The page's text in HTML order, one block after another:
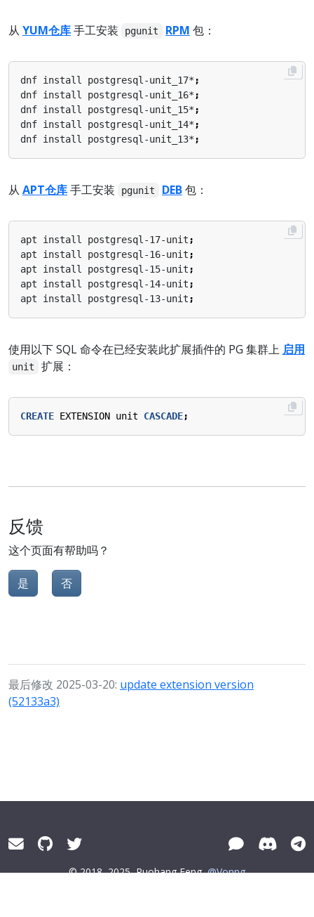
从 YUM仓库手工安装 pgunit RPM 包：
dnf install postgresql-unit_17* ;
dnf install postgresql-unit_16* ;
dnf install postgresql-unit_15* ;
dnf install postgresql-unit_14* ;
dnf install postgresql-unit_13* ;
从 APT仓库手工安装 pgunit DEB包：
apt install postgresql-17-unit ;
apt install postgresql-16-unit ;
apt install postgresql-15-unit ;
apt install postgresql-14-unit ;
apt install postgresql-13-unit ;
使用以下 SQL 命令在已经安装此扩展插件的 PG 集群上 启用
unit 扩展：
CREATE EXTENSION unit CASCADE;
反馈
这个页面有帮助吗？
是 否
最后修改 2025-03-20: update extension version
(52133a3)
© 2018–2025 Ruohang Feng @Vonng